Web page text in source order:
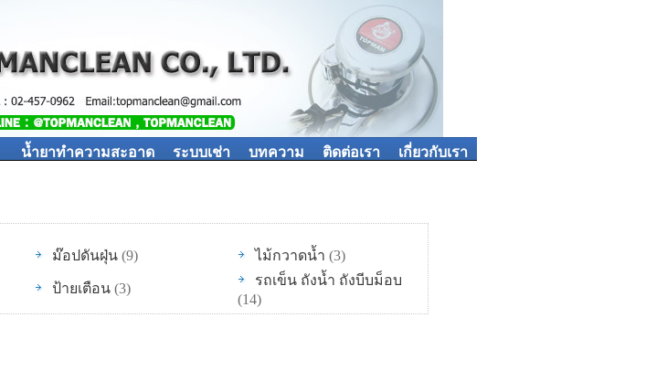
น้ำยาทำความสะอาด ระบบเช่า บทความ ติดต่อเรา เกี่ยวกับเรา
ม๊อปดันฝุ่น (9) ไม้กวาดน้ำ (3)
ป้ายเตือน (3)
รถเข็น ถังน้ำ ถังบีบม็อบ
(14)